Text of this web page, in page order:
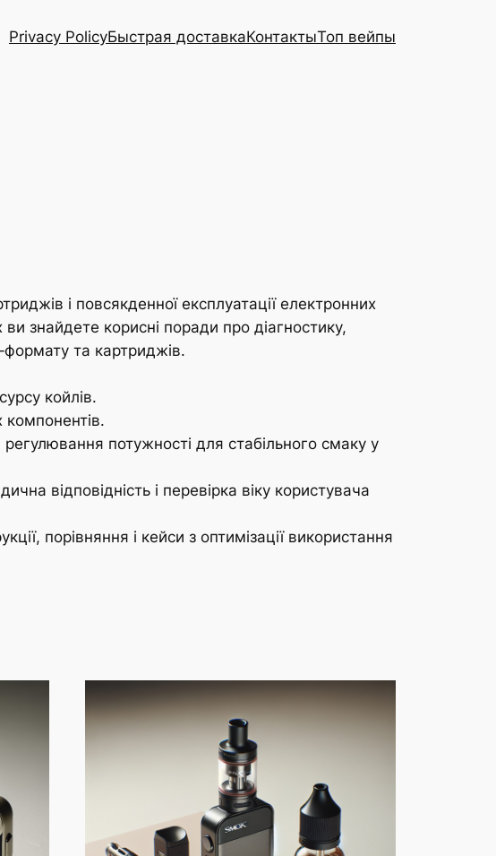
Privacy PolicyБыстрая доставкаКонтактыТоп вейпы
і повсякденної експлуатації електронних
знайдете корисні поради про діагностику,
та картриджів.
койлів.
компонентів.
потужності для стабільного смаку у
відповідність і перевірка віку користувача
порівняння і кейси з оптимізації використання